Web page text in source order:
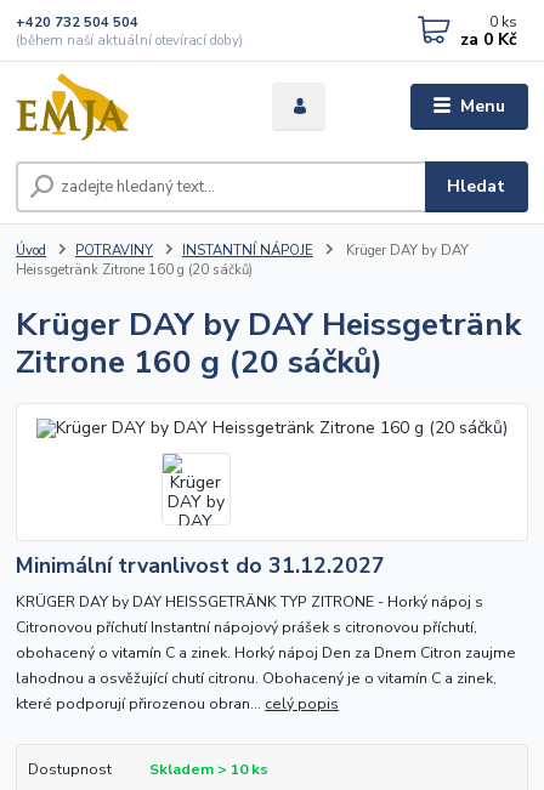
Menu
Hledat
+420 732 504 504
(během naší aktuální otevírací doby)
0 ks
za 0 Kč
Úvod POTRAVINY INSTANTNÍ NÁPOJE
Krüger DAY by DAY
Heissgetränk Zitrone 160 g (20 sáčků)
Krüger DAY by DAY Heissgetränk
Zitrone 160 g (20 sáčků)
Minimální trvanlivost do 31.12.2027
KRÜGER DAY by DAY HEISSGETRÄNK TYP ZITRONE - Horký nápoj s
Citronovou příchutí Instantní nápojový prášek s citronovou příchutí,
obohacený o vitamín C a zinek. Horký nápoj Den za Dnem Citron zaujme
lahodnou a osvěžující chutí citronu. Obohacený je o vitamín C a zinek,
které podporují přirozenou obran... celý popis
Dostupnost
Skladem > 10 ks